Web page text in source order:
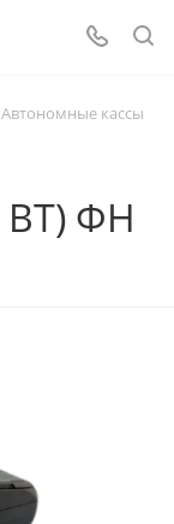
Автономные кассы
ВТ) ФН